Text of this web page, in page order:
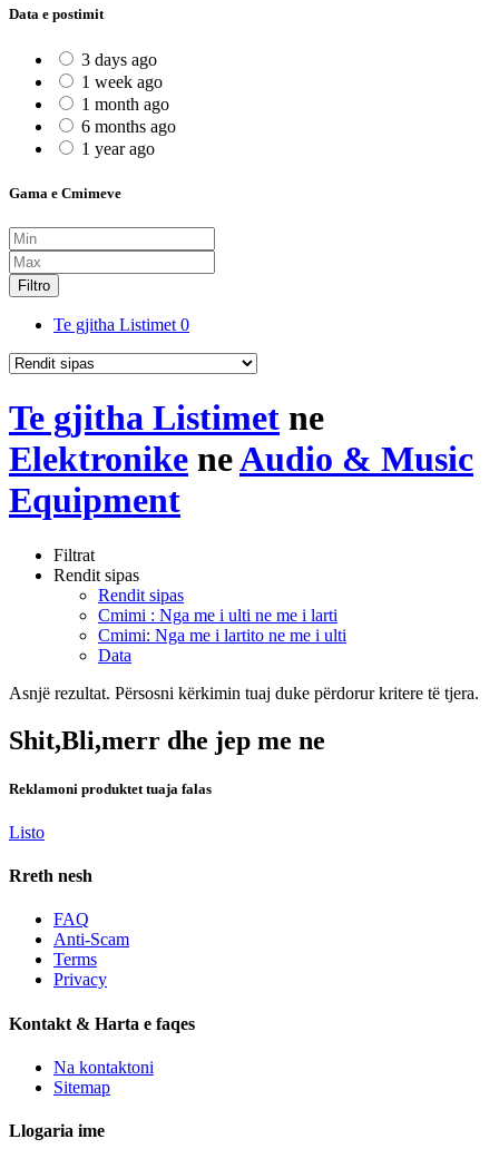
Data e postimit
3 days ago
1 week ago
1 month ago
6 months ago
1 year ago
Gama e Cmimeve
Filtro
Te gjitha Listimet 0
Te gjitha Listimet ne
Elektronike neAudio & Music
Equipment
Filtrat
Rendit sipas
Rendit sipas
Cmimi : Nga me i ulti ne me i larti
Cmimi: Nga me i lartito ne me i ulti
Data
Asnjë rezultat. Përsosni kërkimin tuaj duke përdorur kritere të tjera.
Shit,Bli,merr dhe jep me ne
Reklamoni produktet tuaja falas
Listo
Rreth nesh
FAQ
Anti-Scam
Terms
Privacy
Kontakt & Harta e faqes
Na kontaktoni
Sitemap
Llogaria ime